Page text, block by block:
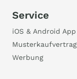
Service
iOS & Android App
Musterkaufvertrag
Werbung